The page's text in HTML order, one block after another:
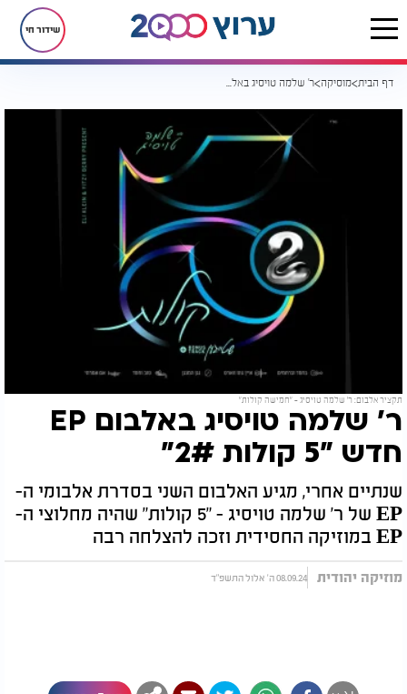
שידור חי
דף הבית מוסיקה ר' שלמה טויסיג באלבום EP חדש "5 קולות 2#"
תקציר אלבום: ר' שלמה טויסיג - "חמישה קולות"
ר' שלמה טויסיג באלבום EP
חדש "5 קולות 2#"
שנתיים אחרי, מגיע האלבום השני בסדרת אלבומי ה-
EP של ר' שלמה טויסיג - "5 קולות" שהיה מחלוצי ה-
EP במוזיקה החסידית וזכה להצלחה רבה
מוזיקה יהודית 08.09.24 ה' אלול התשפ"ד